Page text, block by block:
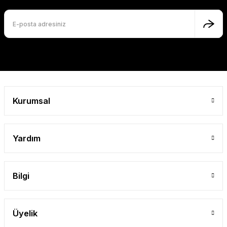
Ürün fiyatı diğer sitelerden daha pahalı.
Bu ürüne benzer farklı alternatifler olmalı.
Kurumsal
Yardım
Bilgi
Üyelik